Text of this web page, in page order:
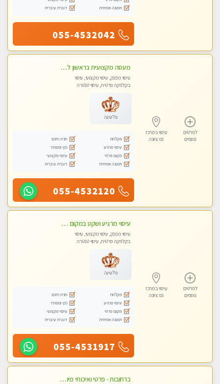
תמונה אמיתית
דוברת עיברית
055-4532042
לפרטים
נוספים
עיסוי במרכז
נס ציונה
מעסה מקצועית בראשון לציון קליניקה פרטית לבריאות הגוף לעיסוי מקצועי ומפנק -שעות עבודה -10:00-23:00
עיסוי מפנק, עיסוי מקצועי, עיסוי
בקלניקה פרטית, עיסוי טנטרה
פלטינה
מקלחת
חניה חינם
עיסוי מרגיע
נקי ומסודר
מקום פרטי
עיסוי מקצועי
תמונה אמיתית
דוברת עיברית
055-4532120
לפרטים
נוספים
עיסוי במרכז
נס ציונה
עיסוי מרגיע ושקט במקום מדהים עיסוי מושקע מאוד בראשון -לציון ללא מין !! פתוח גם בשבת 10:00-23:00
עיסוי מפנק, עיסוי מקצועי, עיסוי
בקלניקה פרטית, עיסוי טנטרה
פלטינה
מקלחת
חניה חינם
עיסוי מרגיע
נקי ומסודר
מקום פרטי
עיסוי מקצועי
תמונה אמיתית
דוברת עיברית
055-4531917
ברחובות - פרטי ואיכותי מיוחד קלאסי עיסוי לאורך כל הגוף!